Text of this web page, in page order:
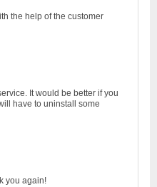
the help of the customer
It would be better if you
have to uninstall some
you again!